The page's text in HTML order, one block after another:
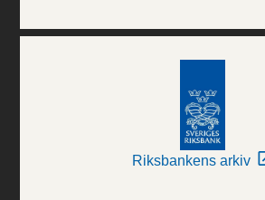
Riksbankens arkiv